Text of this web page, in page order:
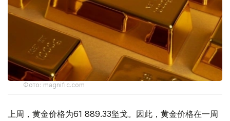
Фото: magnific.com
上周，黄金价格为61 889.33坚戈。因此，黄金价格在一周